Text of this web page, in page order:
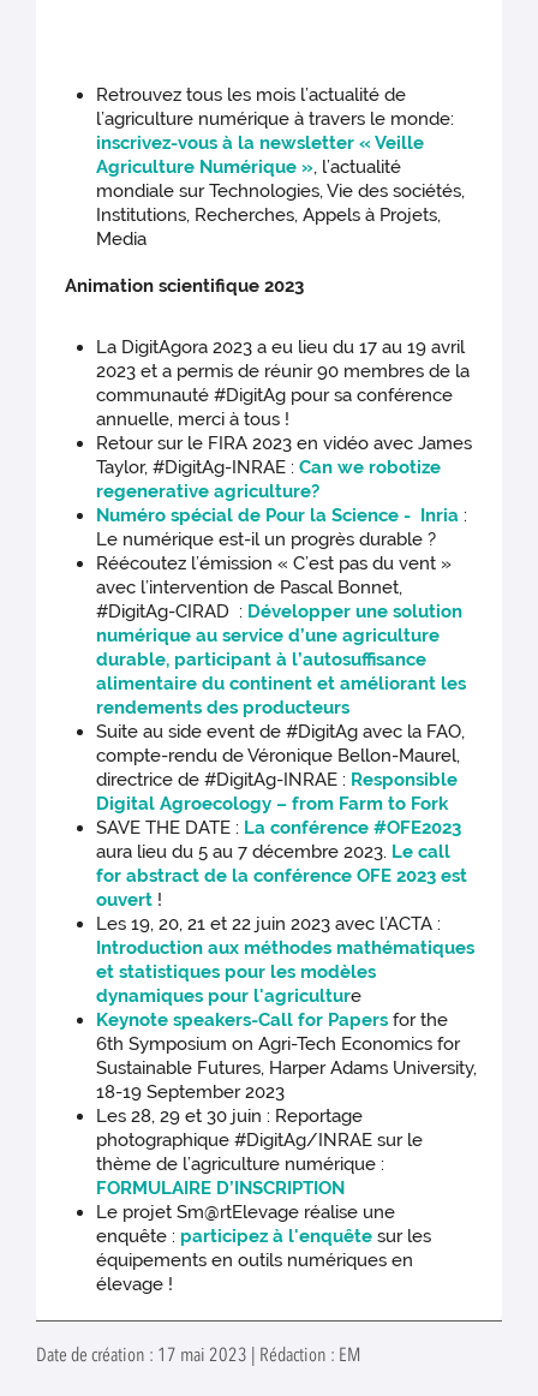
Retrouvez tous les mois l’actualité de
l’agriculture numérique à travers le monde:
inscrivez-vous à la newsletter « Veille
Agriculture Numérique », l’actualité
mondiale sur Technologies, Vie des sociétés,
Institutions, Recherches, Appels à Projets,
Media
Animation scientifique 2023
La DigitAgora 2023 a eu lieu du 17 au 19 avril
2023 et a permis de réunir 90 membres de la
communauté #DigitAg pour sa conférence
annuelle, merci à tous !
Retour sur le FIRA 2023 en vidéo avec James
Taylor, #DigitAg-INRAE :Can we robotize
regenerative agriculture?
Numéro spécial de Pour la Science - Inria :
Le numérique est-il un progrès durable ?
Réécoutez l’émission « C’est pas du vent »
avec l’intervention de Pascal Bonnet,
#DigitAg-CIRAD : Développer une solution
numérique au service d’une agriculture
durable, participant à l’autosuffisance
alimentaire du continent et améliorant les
rendements des producteurs
Suite au side event de #DigitAg avec la FAO,
compte-rendu de Véronique Bellon-Maurel,
directrice de #DigitAg-INRAE : Responsible
Digital Agroecology – from Farm to Fork
SAVE THE DATE : La conférence #OFE2023
aura lieu du 5 au 7 décembre 2023. Le call
for abstract de la conférence OFE 2023 est
ouvert !
Les 19, 20, 21 et 22 juin 2023 avec l’ACTA :
Introduction aux méthodes mathématiques
et statistiques pour les modèles
dynamiques pour l'agriculture
Keynote speakers-Call for Papers for the
6th Symposium on Agri-Tech Economics for
Sustainable Futures, Harper Adams University,
18-19 September 2023
Les 28, 29 et 30 juin : Reportage
photographique #DigitAg/INRAE sur le
thème de l’agriculture numérique :
FORMULAIRE D’INSCRIPTION
Le projet Sm@rtElevage réalise une
enquête : participez à l'enquête sur les
équipements en outils numériques en
élevage !
Date de création : 17 mai 2023 | Rédaction : EM